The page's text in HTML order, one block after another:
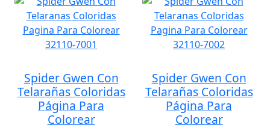
Spider Gwen Con
Telarañas Coloridas
Página Para
Colorear
Spider Gwen Con
Telarañas Coloridas
Página Para
Colorear